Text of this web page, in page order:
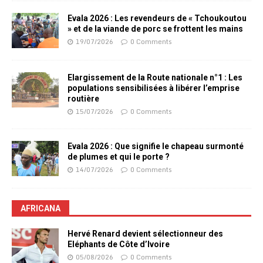
Evala 2026 : Les revendeurs de « Tchoukoutou
» et de la viande de porc se frottent les mains
19/07/2026 0 Comments
Elargissement de la Route nationale n°1 : Les
populations sensibilisées à libérer l’emprise
routière
15/07/2026 0 Comments
Evala 2026 : Que signifie le chapeau surmonté
de plumes et qui le porte ?
14/07/2026 0 Comments
AFRICANA
Hervé Renard devient sélectionneur des
Eléphants de Côte d’Ivoire
05/08/2026 0 Comments